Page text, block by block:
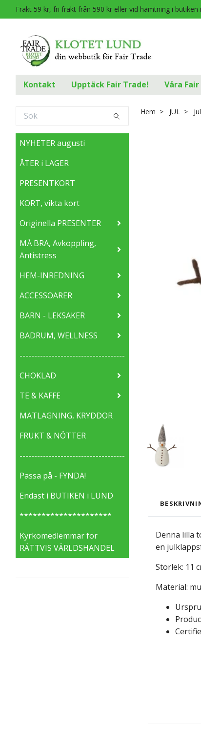
Frakt 59 kr, fri frakt från 590 kr eller vid hämtning i butiken
Kontakt Upptäck Fair Trade! Våra
NYHETER augusti
ÅTER i LAGER
PRESENTKORT
KORT, vikta kort
Originella PRESENTER
MÅ BRA, Avkoppling,
Antistress
HEM-INREDNING
ACCESSOARER
BARN - LEKSAKER
BADRUM, WELLNESS
------------------------------------
CHOKLAD
TE & KAFFE
MATLAGNING, KRYDDOR
FRUKT & NÖTTER
------------------------------------
Passa på - FYNDA!
Endast i BUTIKEN i LUND
*********************
Kyrkomedlemmar för
RÄTTVIS VÄRLDSHANDEL
Hem JUL
Denna lilla
en
Storlek: 11
Material: